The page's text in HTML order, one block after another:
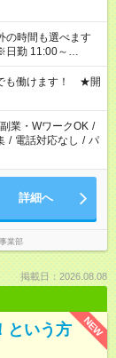
の時間も選べます
日勤 11:00～
るので、ご希望が
より実働時間が異
も遠慮なくご相談
も働けます！ ★開
副業・WワークOK /
/ 電話対応なし / パ
詳細へ
業部
掲載日：2026.08.08
NEW
という方